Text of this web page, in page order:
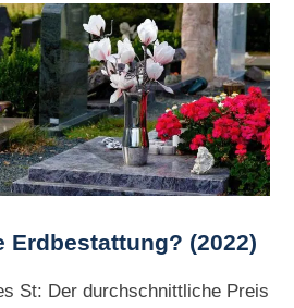
Erdbestattung? (2022)
St: Der durchschnittliche Preis